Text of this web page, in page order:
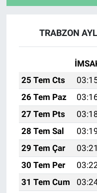
TRABZON
25 Tem Cts
26 Tem Paz
27 Tem Pts
28 Tem Sal
29 Tem Çar
03:21
30 Tem Per
31 Tem Cum